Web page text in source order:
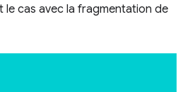
le cas avec la fragmentation de